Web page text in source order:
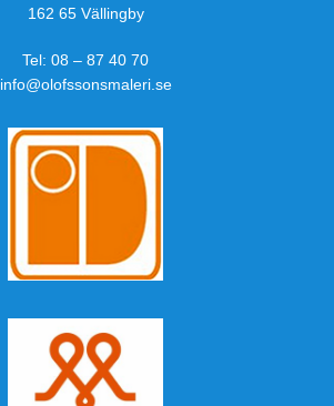
162 65 Vällingby
Tel: 08 – 87 40 70
info@olofssonsmaleri.se